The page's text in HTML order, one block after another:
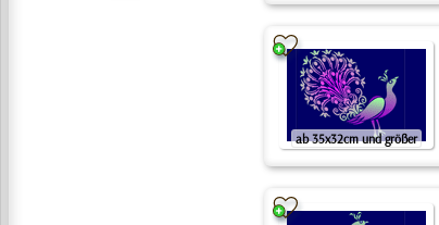
ab 35x32cm und größer